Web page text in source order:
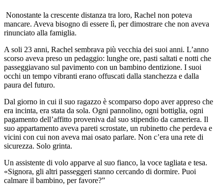
Nonostante la crescente distanza tra loro, Rachel non poteva
mancare. Aveva bisogno di essere lì, per dimostrare che non aveva
rinunciato alla famiglia.
A soli 23 anni, Rachel sembrava più vecchia dei suoi anni. L’anno
scorso aveva preso un pedaggio: lunghe ore, pasti saltati e notti che
passeggiavano sul pavimento con un bambino dentizione. I suoi
occhi un tempo vibranti erano offuscati dalla stanchezza e dalla
paura del futuro.
Dal giorno in cui il suo ragazzo è scomparso dopo aver appreso che
era incinta, era stata da sola. Ogni pannolino, ogni bottiglia, ogni
pagamento dell’affitto proveniva dal suo stipendio da cameriera. Il
suo appartamento aveva pareti scrostate, un rubinetto che perdeva e
vicini con cui non aveva mai osato parlare. Non c’era una rete di
sicurezza. Solo grinta.
Un assistente di volo apparve al suo fianco, la voce tagliata e tesa.
«Signora, gli altri passeggeri stanno cercando di dormire. Puoi
calmare il bambino, per favore?”